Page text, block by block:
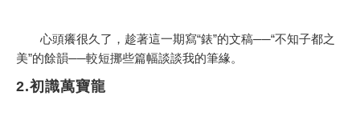
心頭癢很久了，趁著這一期寫“錶”的文稿──“不知子都之
美”的餘韻──較短挪些篇幅談談我的筆緣。
2.初識萬寶龍